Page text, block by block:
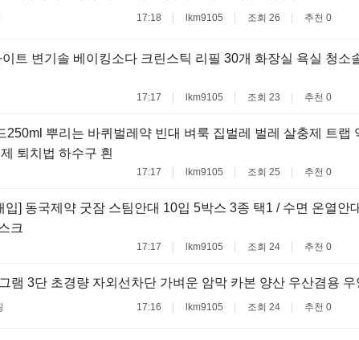
17:18 lkm9105 조회 26 추천 0
트 변기솔 베이킹소다 크린스틱 리필 30개 화장실 욕실 청소
17:17 lkm9105 조회 23 추천 0
250ml 뿌리는 바퀴벌레약 빈대 벼룩 집벌레 벌레 살충제 트랩
퇴치법 하수구 흰
17:17 lkm9105 조회 25 추천 0
입] 동국제약 굿잠 스팀안대 10입 5박스 3종 택1 / 수면 온열안
크
17:17 lkm9105 조회 24 추천 0
램 3단 초경량 자외선차단 가벼운 암막 카본 양산 우산겸용 우
17:16 lkm9105 조회 24 추천 0